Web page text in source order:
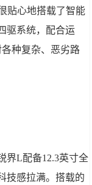
贴心地搭载了智能
驱系统，配合运
种复杂、恶劣路
界L配备12.3英寸全
技感拉满。搭载的